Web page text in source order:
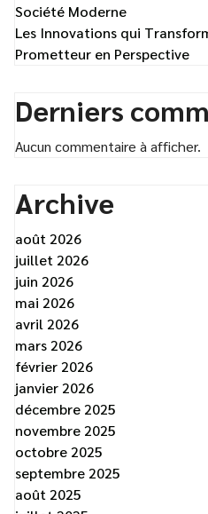
Société Moderne
Les Innovations qui
Prometteur en Perspective
Derniers
Aucun commentaire à afficher.
Archive
août 2026
juillet 2026
juin 2026
mai 2026
avril 2026
mars 2026
février 2026
janvier 2026
décembre 2025
novembre 2025
octobre 2025
septembre 2025
août 2025